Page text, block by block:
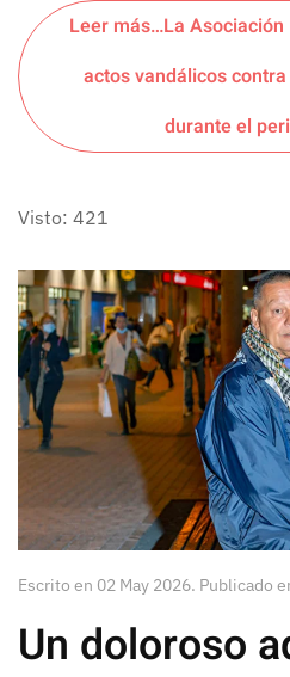
Leer más…La
actos vandálicos
durante el
Visto: 421
Escrito en 02 May 2026. Publicado
Un doloroso